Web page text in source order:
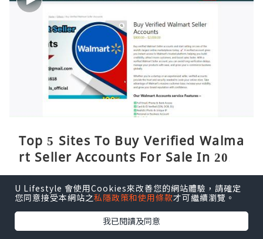
Top 5 Sites To Buy Verified Walma
rt Seller Accounts For Sale In 2026
William Whitney 3小時前
U Lifestyle 會使用Cookies來改善您的網站體驗，請確定
您同意接受本網站之私隱政策和使用條款才可繼續瀏覽。
我已閱讀及同意